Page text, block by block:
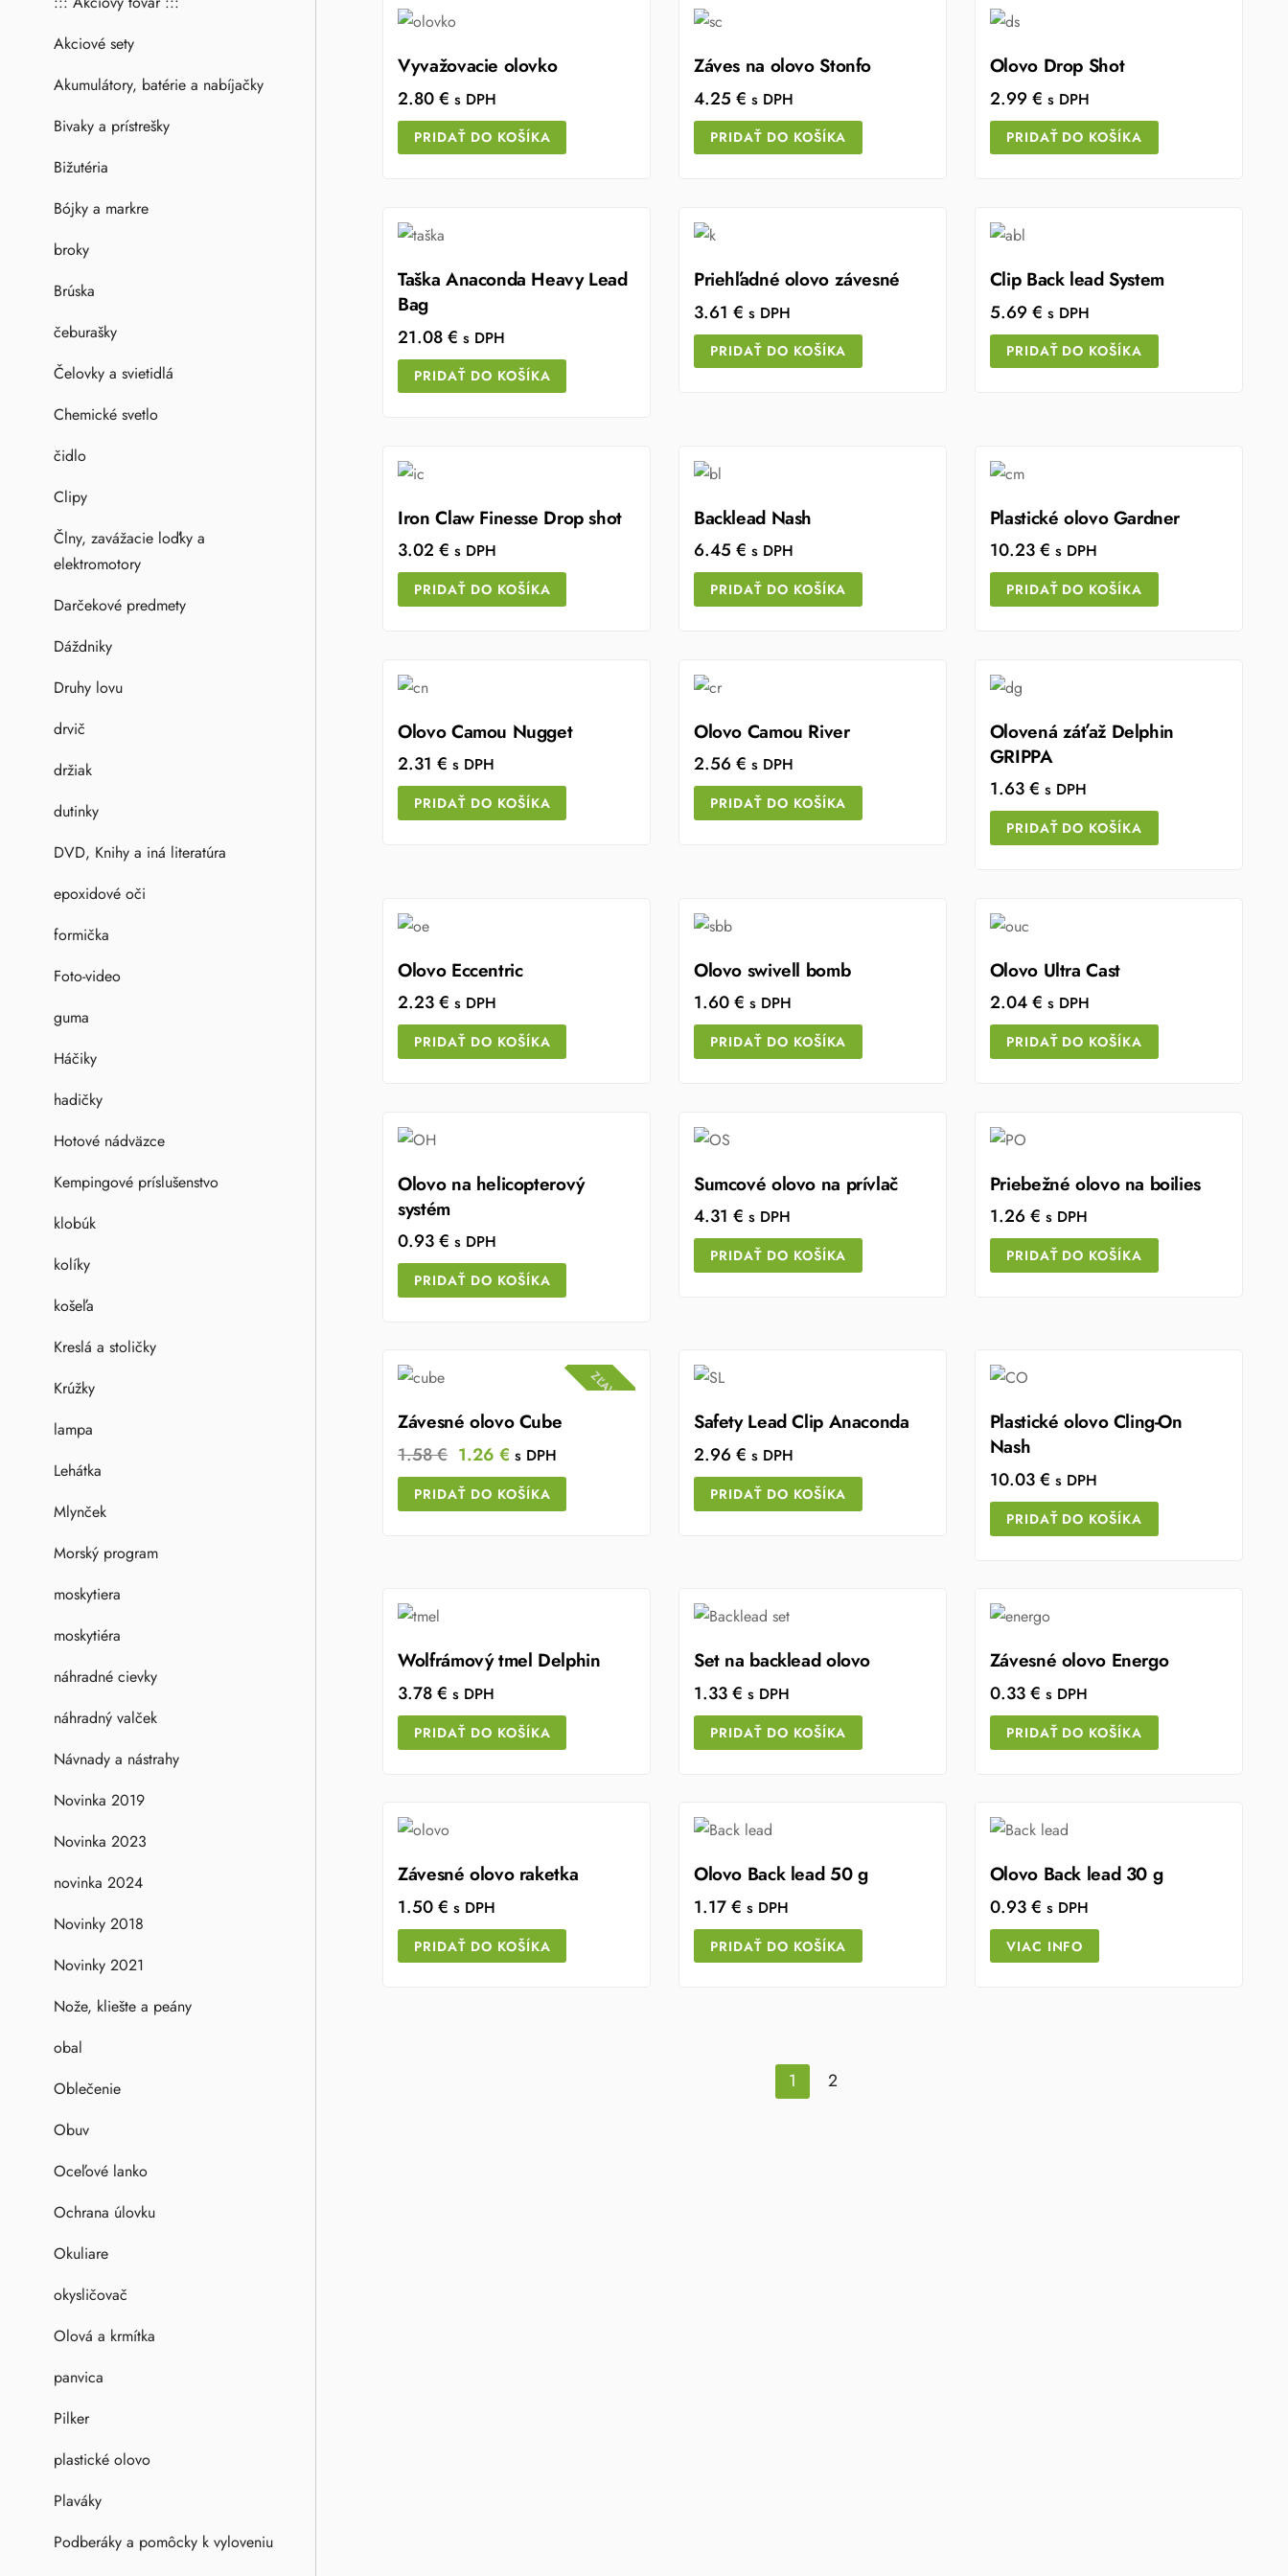
Akciové sety
Akumulátory, batérie a nabíjačky
Bivaky a prístrešky
Bižutéria
Bójky a markre
broky
Brúska
čeburašky
Čelovky a svietidlá
Chemické svetlo
čidlo
Clipy
Člny, zavážacie loďky a
elektromotory
Darčekové predmety
Dáždniky
Druhy lovu
drvič
držiak
dutinky
DVD, Knihy a iná literatúra
epoxidové oči
formička
Foto-video
guma
Háčiky
hadičky
Hotové nádväzce
Kempingové príslušenstvo
klobúk
kolíky
košeľa
Kreslá a stoličky
Krúžky
lampa
Lehátka
Mlynček
Morský program
moskytiera
moskytiéra
náhradné cievky
náhradný valček
Návnady a nástrahy
Novinka 2019
Novinka 2023
novinka 2024
Novinky 2018
Novinky 2021
Nože, kliešte a peány
obal
Oblečenie
Obuv
Oceľové lanko
Ochrana úlovku
Okuliare
okysličovač
Olová a krmítka
panvica
Pilker
plastické olovo
Plaváky
Podberáky a pomôcky k vyloveniu
Vyvažovacie olovko
2.80€ s DPH
PRIDAŤ DO KOŠÍKA
Záves na olovo Stonfo
4.25 € s DPH
PRIDAŤ DO KOŠÍKA
Olovo Drop Shot
2.99€ s DPH
PRIDAŤ DO KOŠÍKA
Taška Anaconda Heavy Lead
Bag
21.08€ s DPH
PRIDAŤ DO KOŠÍKA
Priehľadné olovo závesné
3.61 € s DPH
PRIDAŤ DO KOŠÍKA
Clip Back lead System
5.69€ s DPH
PRIDAŤ DO KOŠÍKA
Iron Claw Finesse Drop shot
3.02€ s DPH
PRIDAŤ DO KOŠÍKA
Backlead Nash
6.45 € s DPH
PRIDAŤ DO KOŠÍKA
Plastické olovo Gardner
10.23€ s DPH
PRIDAŤ DO KOŠÍKA
Olovo Camou Nugget
2.31€ s DPH
PRIDAŤ DO KOŠÍKA
Olovo Camou River
2.56€ s DPH
PRIDAŤ DO KOŠÍKA
Olovená záťaž Delphin
GRIPPA
1.63€ s DPH
PRIDAŤ DO KOŠÍKA
Olovo Eccentric
2.23€ s DPH
PRIDAŤ DO KOŠÍKA
Olovo swivell bomb
1.60€ s DPH
PRIDAŤ DO KOŠÍKA
Olovo Ultra Cast
2.04€ s DPH
PRIDAŤ DO KOŠÍKA
Olovo na helicopterový
systém
0.93€ s DPH
PRIDAŤ DO KOŠÍKA
Sumcové olovo na prívlač
4.31 € s DPH
PRIDAŤ DO KOŠÍKA
Priebežné olovo na boilies
1.26€ s DPH
PRIDAŤ DO KOŠÍKA
ZĽAVA!
Závesné olovo Cube
1.58€ Original
price
was:
1.26 €Current
price
is:
s DPH
PRIDAŤ DO KOŠÍKA
Safety Lead Clip Anaconda
2.96€ s DPH
PRIDAŤ DO KOŠÍKA
Plastické olovo Cling-On
Nash
10.03€ s DPH
PRIDAŤ DO KOŠÍKA
Wolfrámový tmel Delphin
3.78€ s DPH
PRIDAŤ DO KOŠÍKA
Set na backlead olovo
1.33€ s DPH
PRIDAŤ DO KOŠÍKA
Závesné olovo Energo
0.33€ s DPH
PRIDAŤ DO KOŠÍKA
Závesné olovo raketka
1.50€ s DPH
PRIDAŤ DO KOŠÍKA
Olovo Back lead 50 g
1.17€ s DPH
PRIDAŤ DO KOŠÍKA
Olovo Back lead 30 g
0.93€ s DPH
VIAC INFO
1 2